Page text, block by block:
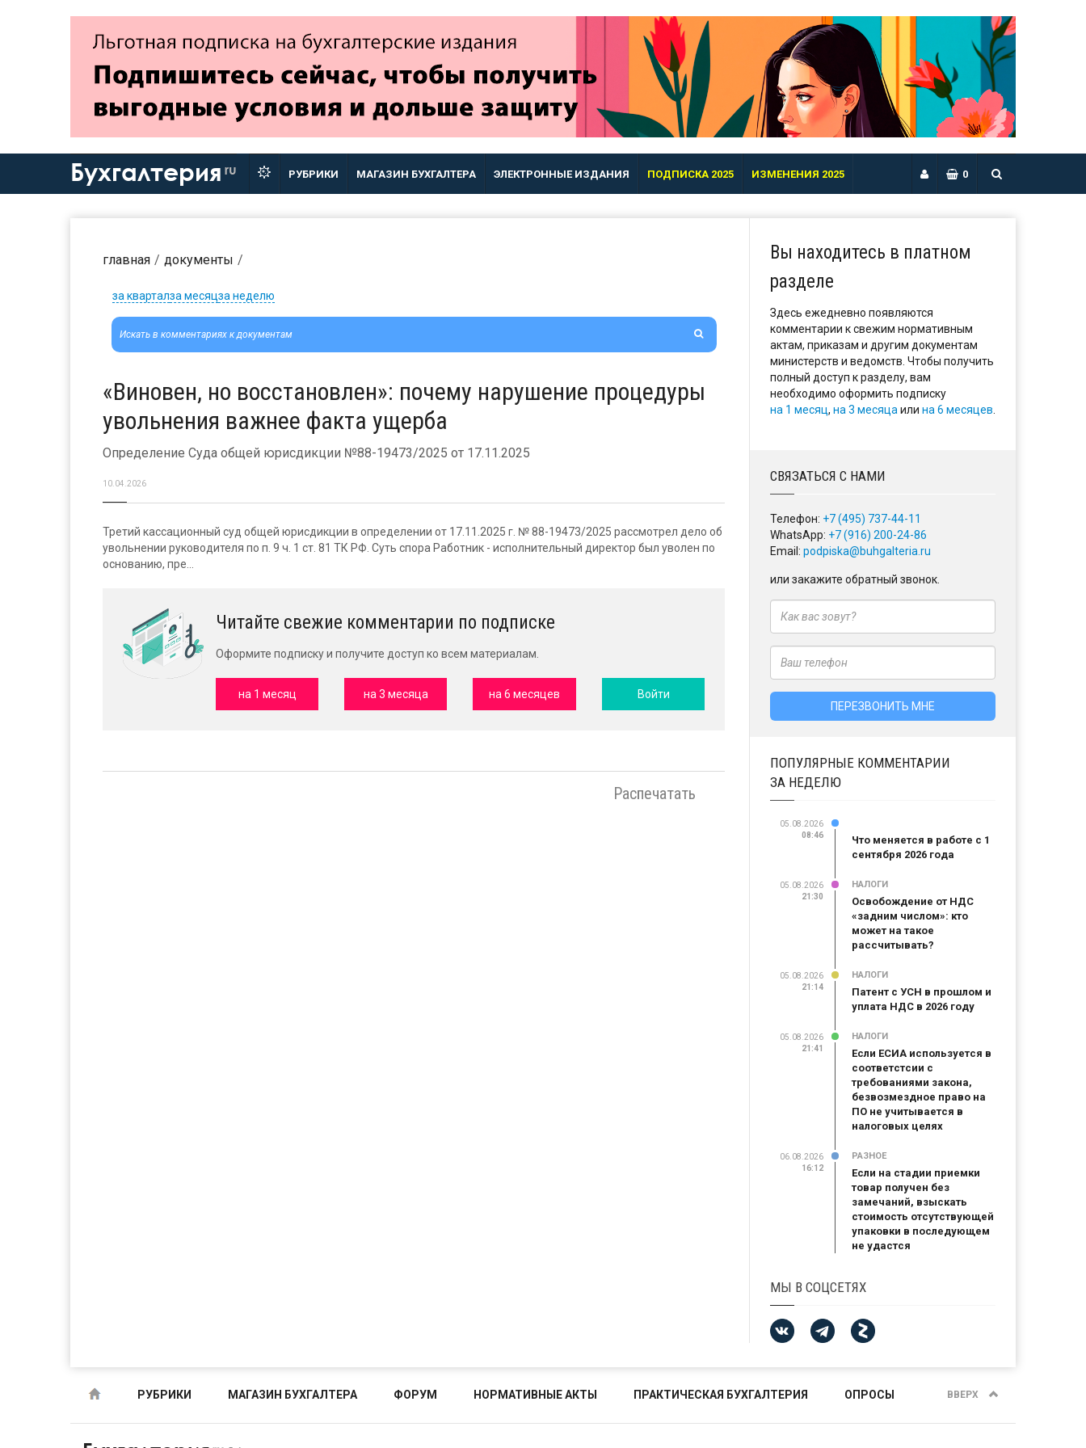
Бухгалтерия ru РУБРИКИ МАГАЗИН БУХГАЛТЕРА ЭЛЕКТРОННЫЕ ИЗДАНИЯ ПОДПИСКА 2025 ИЗМЕНЕНИЯ 2025 0
главная документы
за кварталза месяцза неделю
«Виновен, но восстановлен»: почему нарушение процедуры
увольнения важнее факта ущерба
Определение Суда общей юрисдикции №88-19473/2025 от 17.11.2025
10.04.2026
Третий кассационный суд общей юрисдикции в определении от 17.11.2025 г. № 88-19473/2025 рассмотрел дело об
увольнении руководителя по п. 9 ч. 1 ст. 81 ТК РФ. Суть спора Работник - исполнительный директор был уволен по
основанию, пре...
Читайте свежие комментарии по подписке
Оформите подписку и получите доступ ко всем материалам.
на 1 месяц на 3 месяца на 6 месяцев Войти
Распечатать
Вы находитесь в платном
разделе
Здесь ежедневно появляются
комментарии к свежим нормативным
актам, приказам и другим документам
министерств и ведомств. Чтобы получить
полный доступ к разделу, вам
необходимо оформить подписку
на 1 месяц, на 3 месяца или на 6 месяцев
СВЯЗАТЬСЯ С НАМИ
Телефон: +7 (495) 737-44-11
WhatsApp: +7 (916) 200-24-86
Email: podpiska@buhgalteria.ru
или закажите обратный звонок.
ПОПУЛЯРНЫЕ КОММЕНТАРИИ
ЗА НЕДЕЛЮ
05.08.2026
08:46
Что меняется в работе с 1
сентября 2026 года
05.08.2026
21:30
НАЛОГИ
Освобождение от НДС
«задним числом»: кто
может на такое
рассчитывать?
05.08.2026
21:14
НАЛОГИ
Патент с УСН в прошлом и
уплата НДС в 2026 году
05.08.2026
21:41
НАЛОГИ
Если ЕСИА используется в
соответстсии с
требованиями закона,
безвозмездное право на
ПО не учитывается в
налоговых целях
06.08.2026
16:12
РАЗНОЕ
Если на стадии приемки
товар получен без
замечаний, взыскать
стоимость отсутствующей
упаковки в последующем
не удастся
МЫ В СОЦСЕТЯХ
РУБРИКИ МАГАЗИН БУХГАЛТЕРА ФОРУМ НОРМАТИВНЫЕ АКТЫ ПРАКТИЧЕСКАЯ БУХГАЛТЕРИЯ ОПРОСЫ ВВЕРХ